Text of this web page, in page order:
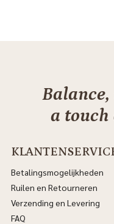
Balance,
a touch
Betalingsmogelijkheden
Ruilen en Retourneren
Verzending en Levering
FAQ